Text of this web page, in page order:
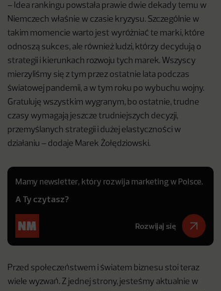
– Idea rankingu powstała prawie dwie dekady temu w
Niemczech właśnie w czasie kryzysu. Szczególnie w
takim momencie warto jest wyróżniać te marki, które
odnoszą sukces, ale również ludzi, którzy decydują o
strategii i kierunkach rozwoju tych marek. Wszyscy
mierzyliśmy się z tym przez ostatnie lata podczas
światowej pandemii, a w tym roku po wybuchu wojny.
Gratuluję wszystkim wygranym, bo ostatnie, trudne
czasy wymagają jeszcze trudniejszych decyzji,
przemyślanych strategii i dużej elastyczności w
działaniu – dodaje Marek Żołędziowski.
Mamy newsletter, który rozwija marketing w Polsce.
A Ty czytasz?
Rozwijaj się
Przed społeczeństwem i światem biznesu stoi teraz
wiele wyzwań. Z jednej strony, jesteśmy aktualnie w